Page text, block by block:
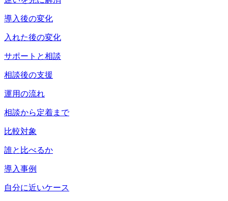
導入後の変化
入れた後の変化
サポートと相談
相談後の支援
運用の流れ
相談から定着まで
比較対象
誰と比べるか
導入事例
自分に近いケース